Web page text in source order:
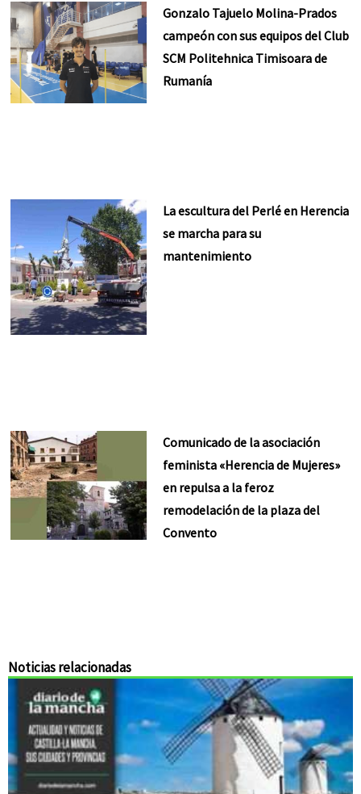
Gonzalo Tajuelo Molina-Prados
campeón con sus equipos del Club
SCM Politehnica Timisoara de
Rumanía
La escultura del Perlé en Herencia
se marcha para su
mantenimiento
Comunicado de la asociación
feminista «Herencia de Mujeres»
en repulsa a la feroz
remodelación de la plaza del
Convento
Noticias relacionadas